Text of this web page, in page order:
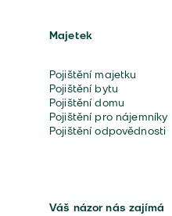
Majetek
Pojištění majetku
Pojištění bytu
Pojištění domu
Pojištění pro nájemníky
Pojištění odpovědnosti
Váš názor nás zajímá